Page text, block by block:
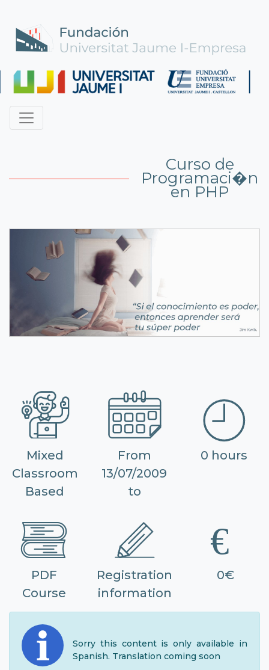
Curso de
Programaci�n
en PHP
Mixed
Classroom
Based
From
13/07/2009
to
0 hours
PDF
Course
Registration
information
0€
Sorry this content is only available in
Spanish. Translation coming soon